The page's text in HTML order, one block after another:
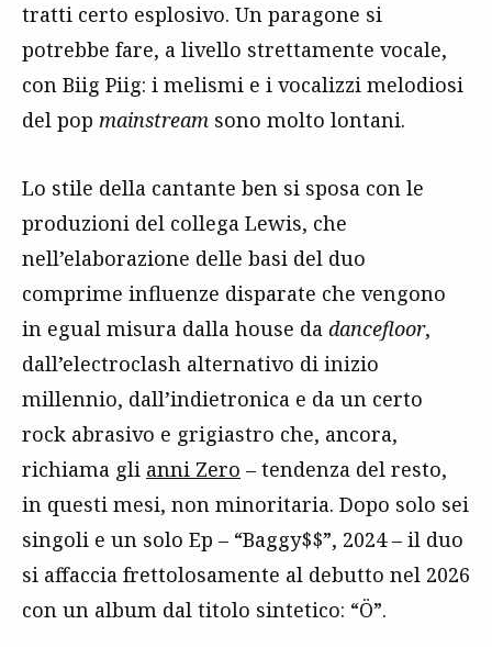
tratti certo esplosivo. Un paragone si
potrebbe fare, a livello strettamente vocale,
con Biig Piig: i melismi e i vocalizzi melodiosi
del pop mainstream sono molto lontani.
Lo stile della cantante ben si sposa con le
produzioni del collega Lewis, che
nell’elaborazione delle basi del duo
comprime influenze disparate che vengono
in egual misura dalla house da dancefloor,
dall’electroclash alternativo di inizio
millennio, dall’indietronica e da un certo
rock abrasivo e grigiastro che, ancora,
richiama gli anni Zero – tendenza del resto,
in questi mesi, non minoritaria. Dopo solo sei
singoli e un solo Ep – “Baggy$$”, 2024 – il duo
si affaccia frettolosamente al debutto nel 2026
con un album dal titolo sintetico: “Ö”.